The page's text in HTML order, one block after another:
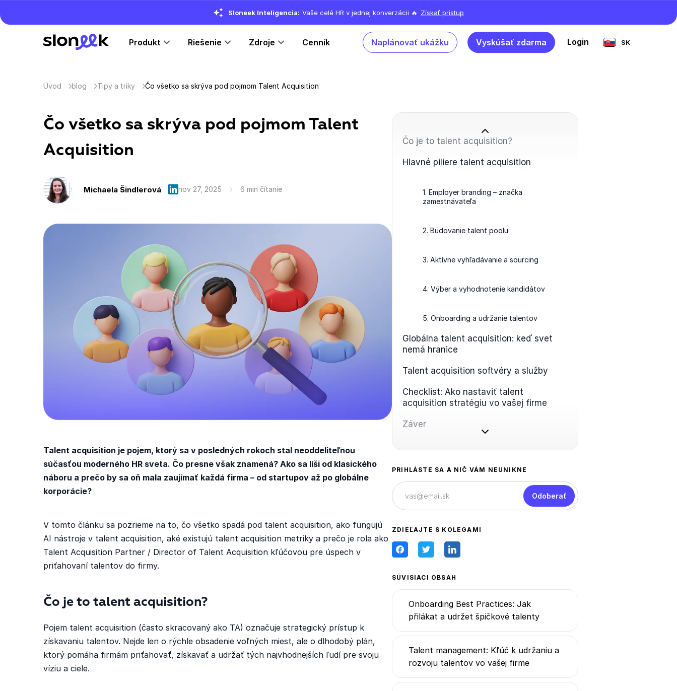
Sloneek Inteligencia: Vaše celé HR v jednej konverzácii 🔥 Získať prístup
Produkt Riešenie Zdroje Cenník Naplánovať ukážku Vyskúšať zdarma Login SK
Úvod blog Tipy a triky Čo všetko sa skrýva pod pojmom Talent Acquisition
Čo všetko sa skrýva pod pojmom Talent
Acquisition
Michaela Šindlerová nov 27, 2025 6 min čítanie
Talent acquisition je pojem, ktorý sa v posledných rokoch stal neoddeliteľnou
súčasťou moderného HR sveta. Čo presne však znamená? Ako sa líši od klasického
náboru a prečo by sa oň mala zaujímať každá firma – od startupov až po globálne
korporácie?
V tomto článku sa pozrieme na to, čo všetko spadá pod talent acquisition, ako fungujú
AI nástroje v talent acquisition, aké existujú talent acquisition metriky a prečo je rola ako
Talent Acquisition Partner / Director of Talent Acquisition kľúčovou pre úspech v
priťahovaní talentov do firmy.
Čo je to talent acquisition?
Pojem talent acquisition (často skracovaný ako TA) označuje strategický prístup k
získavaniu talentov. Nejde len o rýchle obsadenie voľných miest, ale o dlhodobý plán,
ktorý pomáha firmám priťahovať, získavať a udržať tých najvhodnejších ľudí pre svoju
víziu a ciele.
Čo je to talent acquisition?
Hlavné piliere talent acquisition
1. Employer branding – značka
zamestnávateľa
2. Budovanie talent poolu
3. Aktívne vyhľadávanie a sourcing
4. Výber a vyhodnotenie kandidátov
5. Onboarding a udržanie talentov
Globálna talent acquisition: keď svet
nemá hranice
Talent acquisition softvéry a služby
Checklist: Ako nastaviť talent
acquisition stratégiu vo vašej firme
Záver
PRIHLÁSTE SA A NIČ VÁM NEUNIKNE
Odoberať
ZDIEĽAJTE S KOLEGAMI
SÚVISIACI OBSAH
Onboarding Best Practices: Jak
přilákat a udržet špičkové talenty
Talent management: Kľúč k udržaniu a
rozvoju talentov vo vašej firme